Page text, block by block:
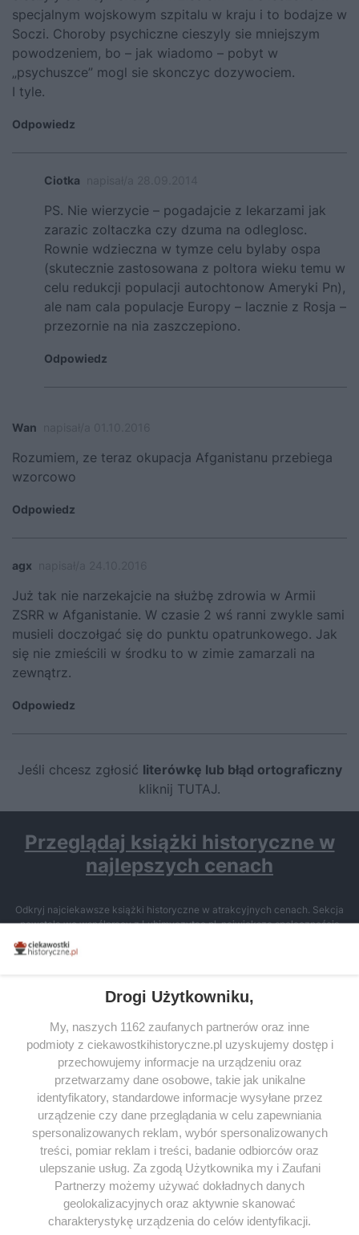
specjalnym wojskowym szpitalu w kraju i to bodajze w
Soczi. Choroby psychiczne cieszyly sie mniejszym
powodzeniem, bo – jak wiadomo – pobyt w
„psychuszce” mogl sie skonczyc dozywociem.
I tyle.
Odpowiedz
Ciotka
PS. Nie wierzycie – pogadajcie z lekarzami jak
zarazic zoltaczka czy dzuma na odleglosc.
Rownie wdzieczna w tymze celu bylaby ospa
(skutecznie zastosowana z poltora wieku temu w
celu redukcji populacji autochtonow Ameryki Pn),
ale nam cala populacje Europy – lacznie z Rosja –
przezornie na nia zaszczepiono.
Odpowiedz
Wan
Rozumiem, ze teraz okupacja Afganistanu przebiega
wzorcowo
Odpowiedz
agx
Już tak nie narzekajcie na służbę zdrowia w Armii
ZSRR w Afganistanie. W czasie 2 wś ranni zwykle sami
musieli doczołgać się do punktu opatrunkowego. Jak
się nie zmieścili w środku to w zimie zamarzali na
zewnątrz.
Odpowiedz
Jeśli chcesz zgłosić literówkę lub błąd ortograficzny
kliknij TUTAJ.
Przeglądaj książki historyczne w
najlepszych cenach
Odkryj najciekawsze książki historyczne w atrakcyjnych cenach. Sekcja
powstała we współpracy z Lubimyczytac.pl, największą społecznością
tytułów najwyżej ocenianych przez czytelników.
SERWIS
SPOŁECZNOŚĆ
WSPÓŁPRACA
KONTAKT
ODWIEDŹ RÓWNIEŻ:
Drogi Użytkowniku,
My, naszych 1162 zaufanych partnerów oraz inne
podmioty z ciekawostkihistoryczne.pl uzyskujemy dostęp i
przechowujemy informacje na urządzeniu oraz
przetwarzamy dane osobowe, takie jak unikalne
identyfikatory, standardowe informacje wysyłane przez
urządzenie czy dane przeglądania w celu zapewniania
spersonalizowanych reklam, wybór spersonalizowanych
treści, pomiar reklam i treści, badanie odbiorców oraz
ulepszanie usług. Za zgodą Użytkownika my i Zaufani
Partnerzy możemy używać dokładnych danych
geolokalizacyjnych oraz aktywnie skanować
charakterystykę urządzenia do celów identyfikacji.